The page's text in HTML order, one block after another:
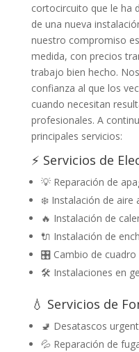
cortocircuito que le ha
de una nueva
nuestro compromiso
medida, con precios
trabajo bien hecho.
confianza al que los
cuando necesitan
profesionales. A
principales servicios:
⚡ Servicios de
💡 Reparación de
❄️ Instalación de aire
🔥 Instalación de
🔌 Instalación de
🎛️ Cambio de cuadro
🛠️ Instalaciones en
💧 Servicios de
🚽 Desatascos
💦 Reparación de